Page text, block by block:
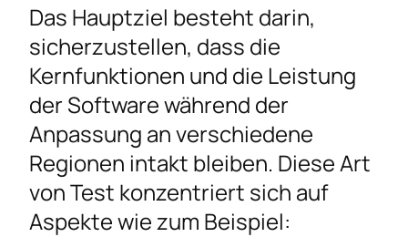
Das Hauptziel besteht darin,
sicherzustellen, dass die
Kernfunktionen und die Leistung
der Software während der
Anpassung an verschiedene
Regionen intakt bleiben. Diese Art
von Test konzentriert sich auf
Aspekte wie zum Beispiel: